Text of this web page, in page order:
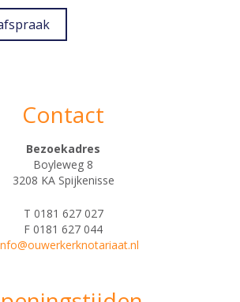
Contact
Bezoekadres
Boyleweg 8
3208 KA Spijkenisse
T 0181 627 027
F 0181 627 044